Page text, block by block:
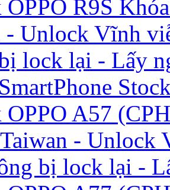
R9S
- Unlock Vĩnh
lock lại - Lấy
A57
- Unlock
bị lock lại -